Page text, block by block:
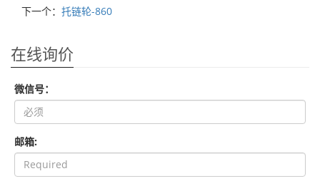
下一个： 托链轮-860
在线询价
微信号：
邮箱: